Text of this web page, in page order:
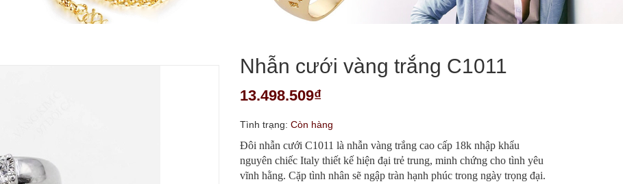
Nhẫn cưới vàng trắng C1011
13.498.509₫
Tình trạng: Còn hàng
Đôi nhẫn cưới C1011 là nhẫn vàng trắng cao cấp 18k nhập khẩu
nguyên chiếc Italy thiết kế hiện đại trẻ trung, minh chứng cho tình yêu
vĩnh hằng. Cặp tình nhân sẽ ngập tràn hạnh phúc trong ngày trọng đại.